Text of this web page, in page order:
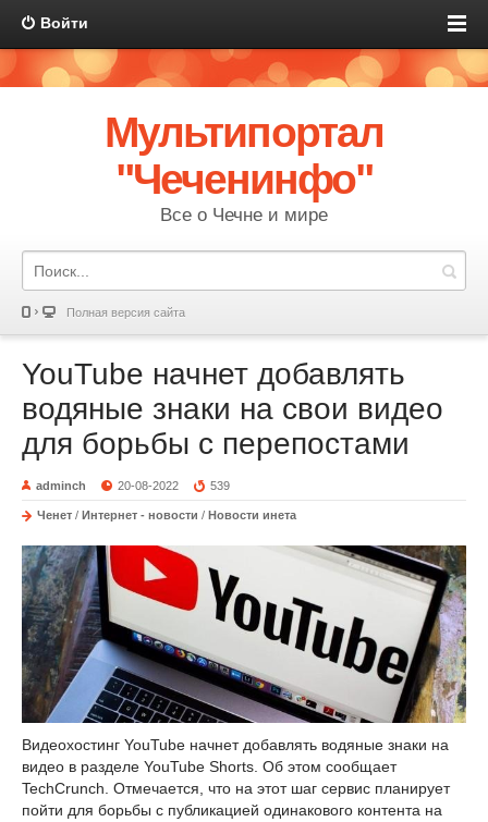
Войти
Мультипортал
"Чеченинфо"
Все о Чечне и мире
Полная версия сайта
YouTube начнет добавлять
водяные знаки на свои видео
для борьбы с перепостами
adminch 20-08-2022 539
Ченет / Интернет - новости / Новости инета
Видеохостинг YouTube начнет добавлять водяные знаки на
видео в разделе YouTube Shorts. Об этом сообщает
TechCrunch. Отмечается, что на этот шаг сервис планирует
пойти для борьбы с публикацией одинакового контента на